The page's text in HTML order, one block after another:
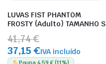
LUVAS FIST PHANTOM
FROSTY (Adulto) TAMANHO S
41,74 €
37,15 €IVA incluído
Poupa 4,59 € (11%)